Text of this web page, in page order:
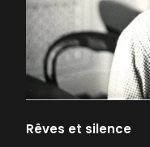
Rêves et silence